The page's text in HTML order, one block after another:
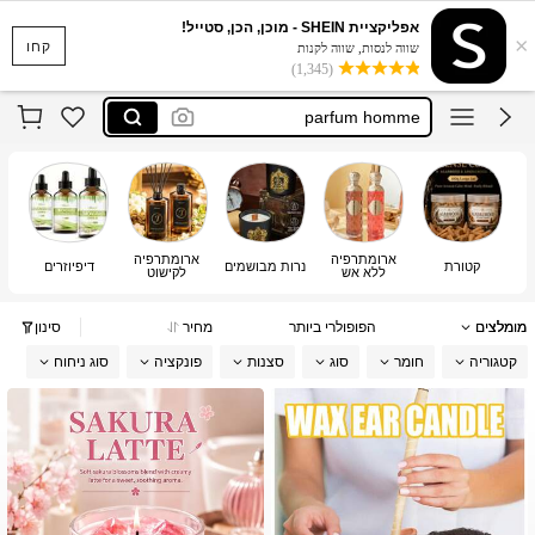
קחו ×
אפליקציית SHEIN - מוכן, הכן, סטייל!
שווה לנסות, שווה לקנות
(1,345)
عود عطر
candle
parfum homme
bougie
عود عطر
candle
קטורת
ארומתרפיה
ללא אש
נרות מבושמים
ארומתרפיה
לקישוט
דיפיוזרים
מומלצים הפופולרי ביותר מחיר סינון
קטגוריה חומר סוג סצנות פונקציה סוג ניחוח